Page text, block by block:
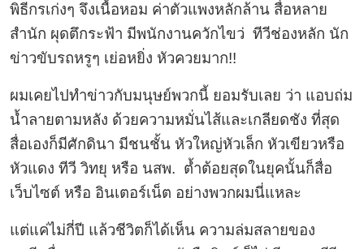
พิธีกรเก่งๆ จึงเนื้อหอม ค่าตัวแพงหลักล้าน สื่อหลาย
สำนัก ผุดตึกระฟ้า มีพนักงานควักไขว่ ทีวีช่องหลัก นัก
ข่าวขับรถหรูๆ เย่อหยิ่ง หัวควยมาก!!
ผมเคยไปทำข่าวกับมนุษย์พวกนี้ ยอมรับเลย ว่า แอบถ่ม
น้ำลายตามหลัง ด้วยความหมั่นไส้และเกลียดชัง ที่สุด
สื่อเองก็มีศักดินา มีชนชั้น หัวใหญ่หัวเล็ก หัวเขียวหรือ
หัวแดง ทีวี วิทยุ หรือ นสพ. ต้ำต้อยสุดในยุคนั้นก็สื่อ
เว็บไซต์ หรือ อินเตอร์เน็ต อย่างพวกผมนี่แหละ
แต่แค่ไม่กี่ปี แล้วชีวิตก็ได้เห็น ความล่มสลายของ